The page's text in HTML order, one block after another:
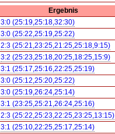
Ergebnis
3:0 (25:19,25:18,32:30)
3:0 (25:22,25:19,25:22)
2:3 (25:21,23:25,21:25,25:18,9:15)
3:2 (25:23,25:18,20:25,18:25,15:9)
3:1 (25:17,25:16,22:25,25:19)
3:0 (25:12,25:20,25:22)
3:0 (25:19,26:24,25:14)
3:1 (23:25,25:21,26:24,25:16)
2:3 (25:22,25:23,22:25,23:25,13:15)
3:1 (25:10,22:25,25:17,25:14)